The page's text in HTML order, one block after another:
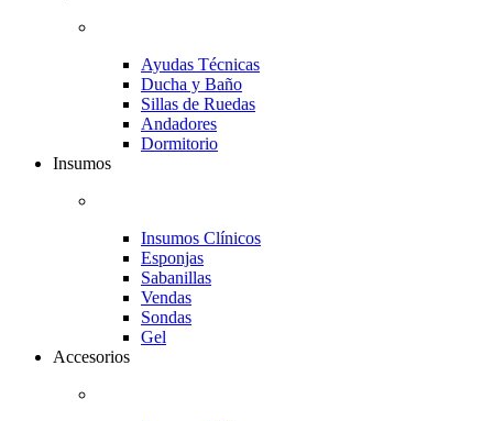
Ayudas Técnicas
Ducha y Baño
Sillas de Ruedas
Andadores
Dormitorio
Insumos
Insumos Clínicos
Esponjas
Sabanillas
Vendas
Sondas
Gel
Accesorios